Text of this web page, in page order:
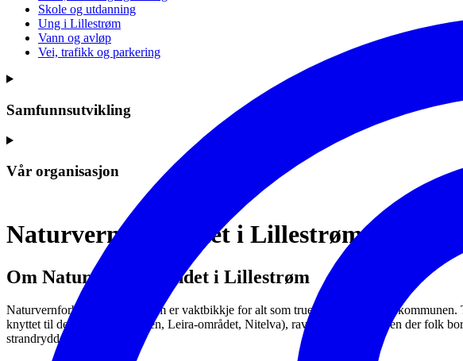
Skole og utdanning
Ung i Lillestrøm
Vann og avløp
Vei, trafikk og parkering
Samfunnsutvikling
Vår organisasjon
Naturvernforbundet i Lillestrøm
Om Naturvernforbundet i Lillestrøm
Naturvernforbundet i Lillestrøm er vaktbikkje for alt som truer naturverdiene i
knyttet til dem (Nordre Øyeren, Leira-området, Nitelva), raviner og nærnaturen der folk
strandryddedag.